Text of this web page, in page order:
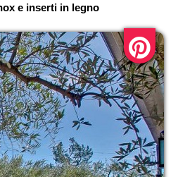
e inserti in legno